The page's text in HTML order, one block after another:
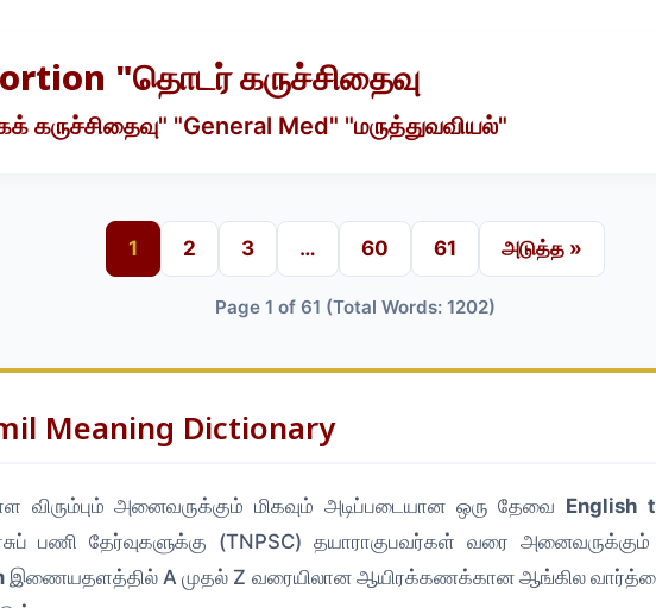
"தொடர் கருச்சிதைவு
கருச்சிதைவு" "General Med" "மருத்துவவியல்"
1 2 3 … 60 61 அடுத்த »
Page 1 of 61 (Total Words: 1202)
Meaning Dictionary
அனைவருக்கும் மிகவும் அடிப்படையான ஒரு தேவை English
பணி தேர்வுகளுக்கு (TNPSC) தயாராகுபவர்கள் வரை
இணையதளத்தில் A முதல் Z வரையிலான ஆயிரக்கணக்கான ஆங்கில